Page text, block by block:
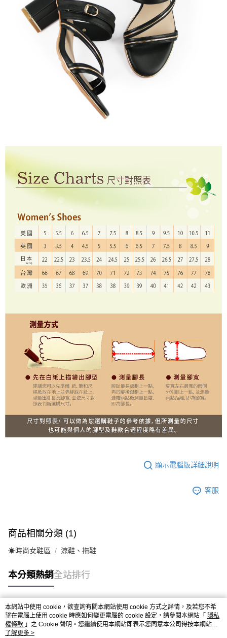
顯示電腦版詳細說明
客服
商品相關分類 (1)
☀︎時尚女鞋區 涼鞋、拖鞋
本分類熱銷全站排行
熱門標籤
本網站中使用 cookie，欲查詢有關本網站使用 cookie 方式之詳情，及若您不希
望在電腦上使用 cookie 時應如何變更電腦的 cookie 設定，請參閱本網站「 隱私
權條款 」之 Cookie 聲明。您繼續使用本網站即表示您同意本公司得按本網站使
用條款之 Cookie 聲明使用 cookie。
了解更多 >